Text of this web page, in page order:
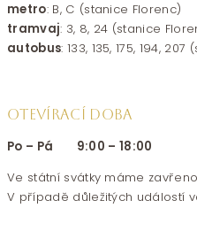
metro: B, C (stanice Florenc)
tramvaj: 3, 8, 24 (stanice
autobus: 133, 135, 175, 194,
OTEVÍRACÍ DOBA
Po – Pá 9:00 – 18:00
Ve státní svátky máme
V případě důležitých událostí